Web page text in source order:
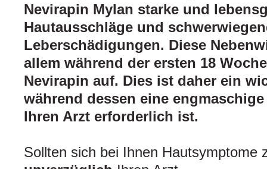
Nevirapin Mylan starke und
Hautausschläge und
Leberschädigungen. Diese
allem während der ersten 18
Nevirapin auf. Dies ist daher ein
während dessen eine
Ihren Arzt erforderlich ist.
Sollten sich bei Ihnen Hautsymptome